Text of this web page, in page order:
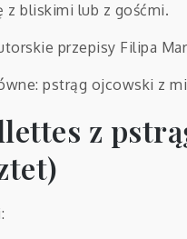
z bliskimi lub z gośćmi.
przepisy Filipa
pstrąg ojcowski z
z